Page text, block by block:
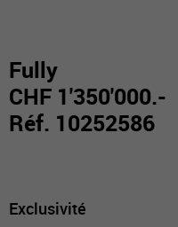
Fully
CHF 1'350'000.-
Réf. 10252586
Exclusivité